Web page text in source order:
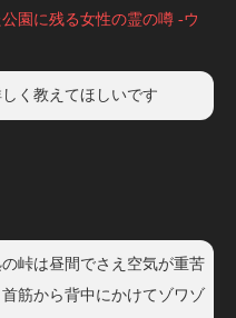
園に残る女性の霊の噂 -ウ
く教えてほしいです
峠は昼間でさえ空気が重苦
筋から背中にかけてゾワゾ